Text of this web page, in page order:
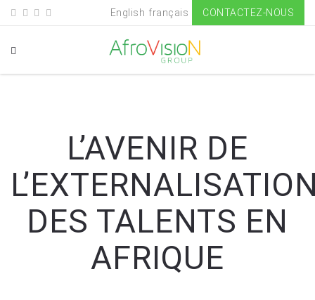
English français CONTACTEZ-NOUS
L’AVENIR DE
DES TALENTS EN
AFRIQUE